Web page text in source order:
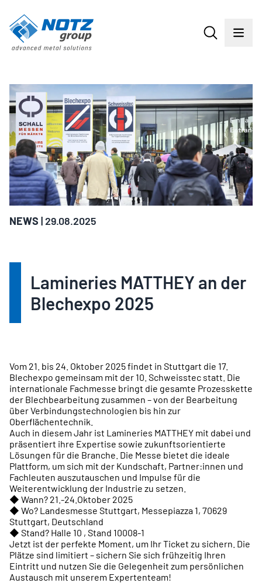
NEWS | 29.08.2025
Lamineries MATTHEY an der
Blechexpo 2025
Vom 21. bis 24. Oktober 2025 findet in Stuttgart die 17.
Blechexpo gemeinsam mit der 10. Schweisstec statt. Die
internationale Fachmesse bringt die gesamte Prozesskette
der Blechbearbeitung zusammen – von der Bearbeitung
über Verbindungstechnologien bis hin zur
Oberflächentechnik.
Auch in diesem Jahr ist Lamineries MATTHEY mit dabei und
präsentiert ihre Expertise sowie zukunftsorientierte
Lösungen für die Branche. Die Messe bietet die ideale
Plattform, um sich mit der Kundschaft, Partner:innen und
Fachleuten auszutauschen und Impulse für die
Weiterentwicklung der Industrie zu setzen.
◆ Wann? 21.-24.Oktober 2025
◆ Wo? Landesmesse Stuttgart, Messepiazza 1, 70629
Stuttgart, Deutschland
◆ Stand? Halle 10 , Stand 10008-1
Jetzt ist der perfekte Moment, um Ihr Ticket zu sichern. Die
Plätze sind limitiert – sichern Sie sich frühzeitig Ihren
Eintritt und nutzen Sie die Gelegenheit zum persönlichen
Austausch mit unserem Expertenteam!